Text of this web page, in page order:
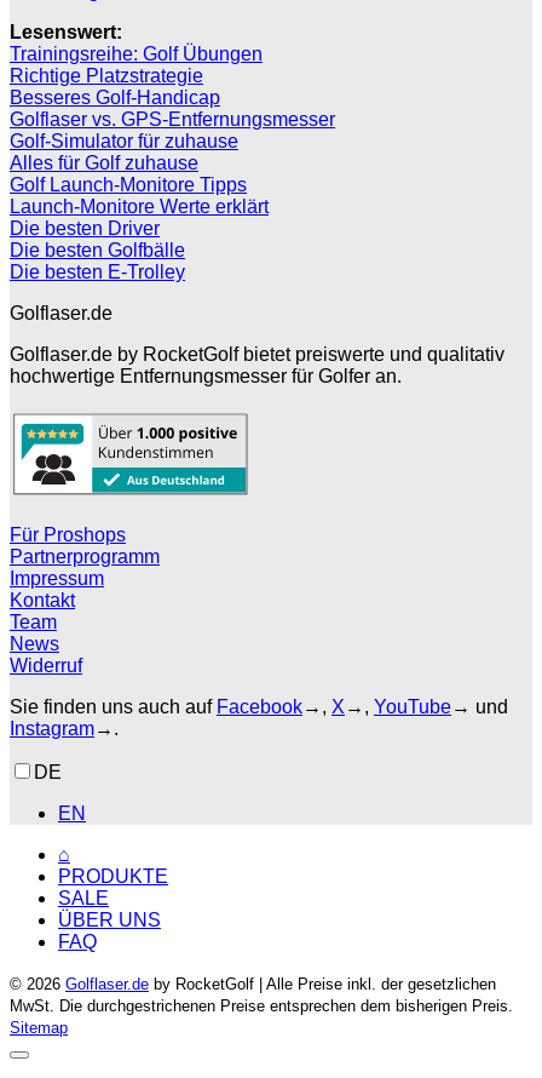
Lesenswert:
Trainingsreihe: Golf Übungen
Richtige Platzstrategie
Besseres Golf-Handicap
Golflaser vs. GPS-Entfernungsmesser
Golf-Simulator für zuhause
Alles für Golf zuhause
Golf Launch-Monitore Tipps
Launch-Monitore Werte erklärt
Die besten Driver
Die besten Golfbälle
Die besten E-Trolley
Golflaser.de
Golflaser.de by RocketGolf bietet preiswerte und qualitativ
hochwertige Entfernungsmesser für Golfer an.
Für Proshops
Partnerprogramm
Impressum
Kontakt
Team
News
Widerruf
Sie finden uns auch auf Facebook→, X →, YouTube→ und
Instagram→.
DE
EN
⌂
PRODUKTE
SALE
ÜBER UNS
FAQ
© 2026 Golflaser.de by RocketGolf | Alle Preise inkl. der gesetzlichen
MwSt. Die durchgestrichenen Preise entsprechen dem bisherigen Preis.
Sitemap